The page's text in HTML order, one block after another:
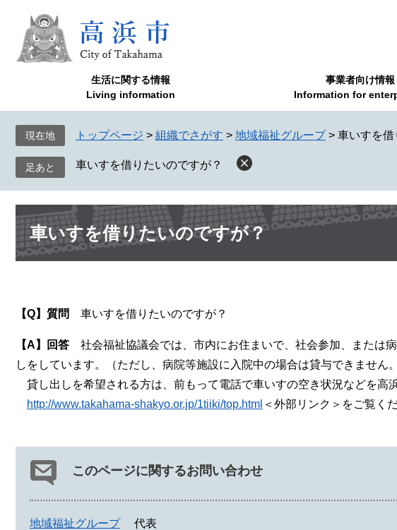
で
ば
へ
生活に関する情報
Living information
事業者向け情報
Information for
現在地 トップページ > 組織でさがす > 地域福祉グループ > 車いすを借
車いすを借りたいのですが？
本
文 車いすを借りたいのですが？
【Q】質問 車いすを借りたいのですが？
【A】回答 社会福祉協議会では、市内にお住まいで、社会参加、または
しをしています。（ただし、病院等施設に入院中の場合は貸与できません。
貸し出しを希望される方は、前もって電話で車いすの空き状況などを高
http://www.takahama-shakyo.or.jp/1tiiki/top.html ＜外部リンク＞ をご覧く
このページに関するお問い合わせ
地域福祉グループ
代表